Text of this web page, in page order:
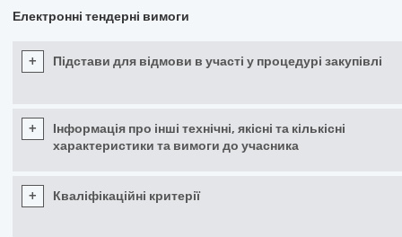
Електронні тендерні вимоги
+ Підстави для відмови в участі у процедурі закупівлі
+
Інформація про інші технічні, якісні та кількісні
характеристики та вимоги до учасника
+ Кваліфікаційні критерії